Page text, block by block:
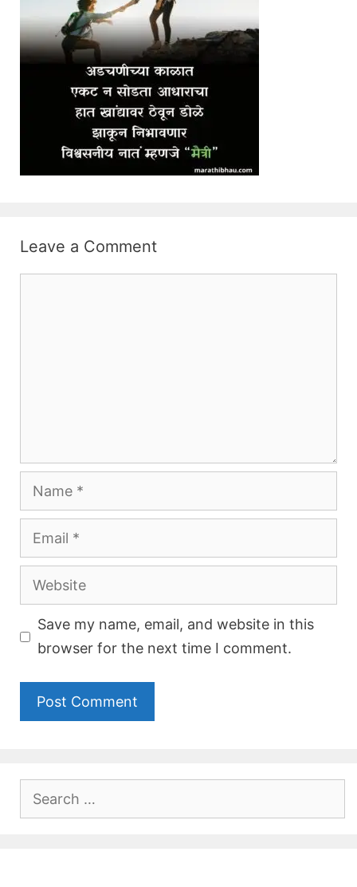
Leave a Comment
Name
Email
Website
Save my name, email, and website in this
browser for the next time I comment.
Search
for: